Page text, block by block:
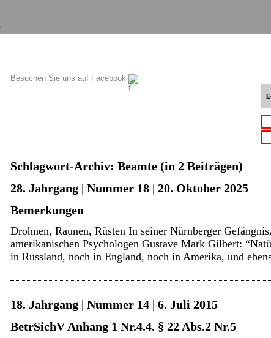
Besuchen Sie uns auf Facebook
Schlagwort-Archiv: Beamte (in 2 Beiträgen)
28. Jahrgang | Nummer 18 | 20. Oktober 2025
Bemerkungen
Drohnen, Raunen, Rüsten In seiner Nürnberger
amerikanischen Psychologen Gustave Mark Gilbert:
in Russland, noch in England, noch in Amerika, und
18. Jahrgang | Nummer 14 | 6. Juli 2015
BetrSichV Anhang 1 Nr.4.4. § 22 Abs.2 Nr.5